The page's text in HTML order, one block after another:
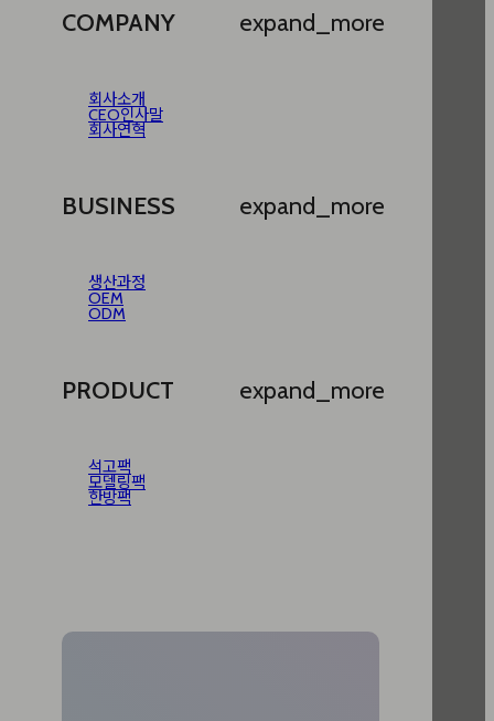
COMPANY expand_more
회사소개
CEO인사말
회사연혁
BUSINESS expand_more
생산과정
OEM
ODM
PRODUCT expand_more
석고팩
모델링팩
한방팩